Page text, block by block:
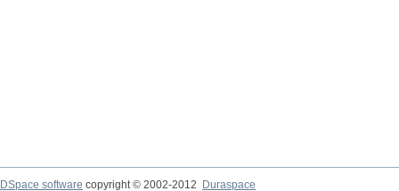
DSpace software copyright © 2002-2012
Duraspace